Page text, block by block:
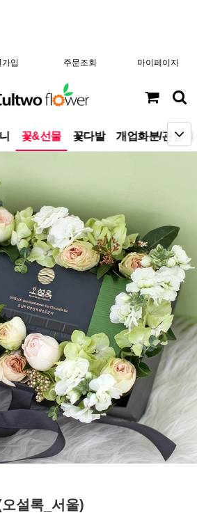
가입 주문조회 마이페이지
꽃&선물 꽃다발 개업화분/관엽식
설록_서울)